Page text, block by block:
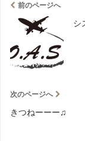
前のページへ
シ
次のページへ
きつねーーー♫